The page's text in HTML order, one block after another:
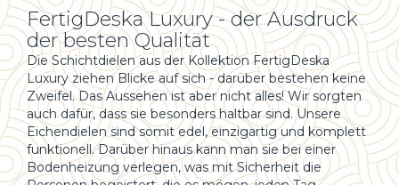
FertigDeska Luxury - der Ausdruck
der besten Qualität
Die Schichtdielen aus der Kollektion FertigDeska
Luxury ziehen Blicke auf sich - darüber bestehen keine
Zweifel. Das Aussehen ist aber nicht alles! Wir sorgten
auch dafür, dass sie besonders haltbar sind. Unsere
Eichendielen sind somit edel, einzigartig und komplett
funktionell. Darüber hinaus kann man sie bei einer
Bodenheizung verlegen, was mit Sicherheit die